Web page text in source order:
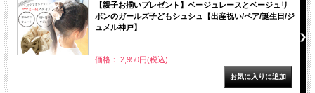
【親子お揃いプレゼント】ベージュレースとベージュリ
ボンのガールズ子どもシュシュ【出産祝い/ペア/誕生日/ジ
ュメル神戸】
価格： 2,950円(税込)